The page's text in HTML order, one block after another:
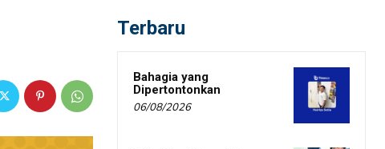
Terbaru
Bahagia yang
Dipertontonkan
06/08/2026